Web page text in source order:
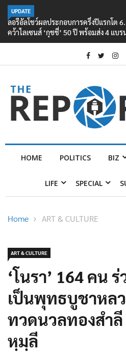
UPDATE
ลอรีอัลโชว์ผลประกอบการครึ่งปีแรกโต
คว้าไลเซนส์ ‘กุชชี่’ 50 ปี พร้อมส่ง 4 แบ
HOME POLITICS BIZ
LIFE SPECIAL
Home ART & CULTURE
ART & CULTURE
‘โนรา’ 164 คน
เป็นพุทธบูชาหล
ทวดนวลทองสำ
หฺมฺลี